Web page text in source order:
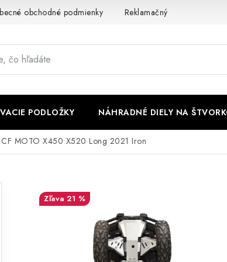
obchodné podmienky Reklamačný poriadok -
PODLOŽKY NÁHRADNÉ DIELY NA
CF MOTO X450 X520 Long 2021 Iron
21 %